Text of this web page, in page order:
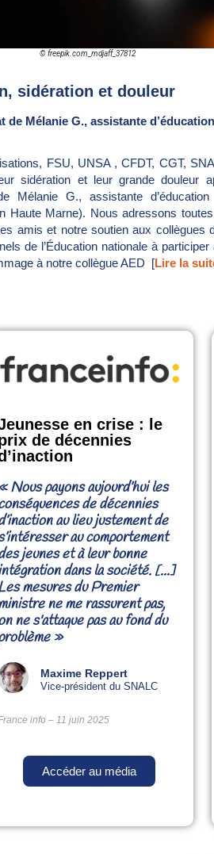
© freepik.com_mdjaff_37812
sidération et douleur
de Mélanie G., assistante d’éducation
FSU, UNSA , CFDT, CGT,
sidération et leur grande douleur
Mélanie G., assistante
Haute Marne). Nous adressons
amis et notre soutien aux collègues
de l’Éducation nationale à
à notre collègue AED [Lire la
en crise : le
de décennies
« Nous payons aujourd’hui les
de décennies
au lieu justement de
au comportement
jeunes et à leur bonne
dans la société. [...]
mesures du Premier
ne me rassurent pas,
ne s'attaque pas au fond du
»
Maxime Reppert
Vice-président du SNALC
info – 11 juin 2025
Accéder au média